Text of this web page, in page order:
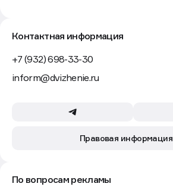
Контактная информация
+7 (932) 698-33-30
inform@dvizhenie.ru
Правовая информация
По вопросам рекламы